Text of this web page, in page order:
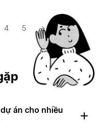
4 5 →
án cho nhiều